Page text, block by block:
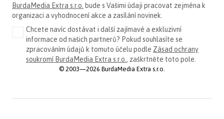
BurdaMedia Extra s.r.o. bude s Vašimi údaji pracovat zejména k
organizaci a vyhodnocení akce a zasílání novinek.
Chcete navíc dostávat i další zajímavé a exkluzivní
informace od našich partnerů? Pokud souhlasíte se
zpracováním údajů k tomuto účelu podle Zásad ochrany
soukromí BurdaMedia Extra s.r.o. , zaškrtněte toto pole.
© 2003—2026 BurdaMedia Extra s.r.o.